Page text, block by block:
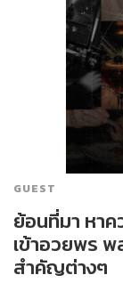
GUEST
ย้อนที่มา หาค
เข้าอวยพร
สำคัญต่างๆ